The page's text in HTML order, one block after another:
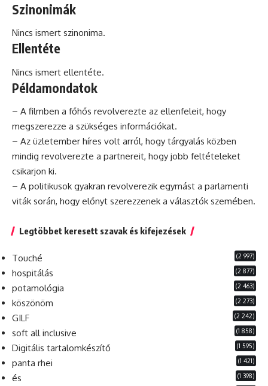
Szinonimák
Nincs ismert szinonima.
Ellentéte
Nincs ismert ellentéte.
Példamondatok
– A filmben a főhős revolverezte az ellenfeleit, hogy
megszerezze a szükséges információkat.
– Az üzletember híres volt arról, hogy tárgyalás közben
mindig revolverezte a partnereit, hogy jobb feltételeket
csikarjon ki.
– A politikusok gyakran revolverezik egymást a parlamenti
viták során, hogy előnyt szerezzenek a választók szemében.
Legtöbbet keresett szavak és kifejezések
Touché (2 997)
hospitálás (2 877)
potamológia (2 463)
köszönöm (2 273)
GILF (2 242)
soft all inclusive (1 858)
Digitális tartalomkészítő (1 595)
panta rhei (1 421)
és (1 398)